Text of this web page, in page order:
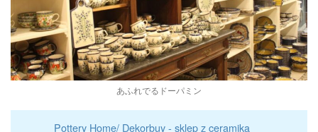
あふれでるドーパミン
Pottery Home/ Dekorbuy - sklep z ceramiką